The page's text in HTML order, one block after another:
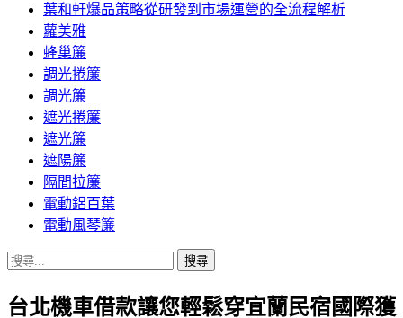
葉和軒爆品策略從研發到市場運營的全流程解析
蘿美雅
蜂巢簾
調光捲簾
調光簾
遮光捲簾
遮光簾
遮陽簾
隔間拉簾
電動鋁百葉
電動風琴簾
搜
關
台北機車借款讓您輕鬆穿宜蘭民宿國際獲